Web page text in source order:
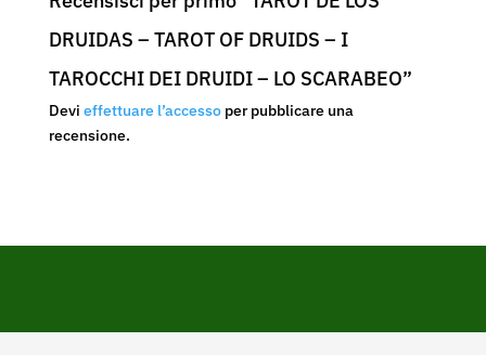
DRUIDAS – TAROT OF DRUIDS – I
TAROCCHI DEI DRUIDI – LO SCARABEO”
Devi effettuare l’accessoper pubblicare una
recensione.